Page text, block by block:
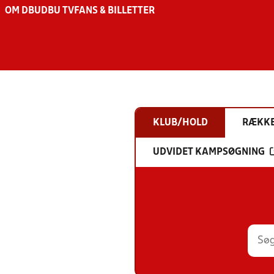
OM DBU DBU TV FANS & BILLETTER
KLUB/HOLD
UDVIDET KAMPSØGNING